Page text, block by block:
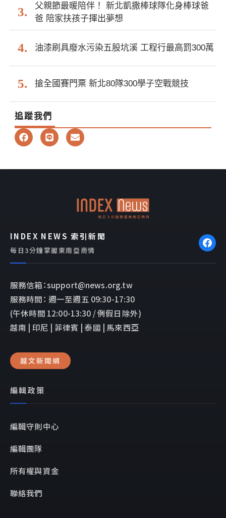
父親節最暖陪伴！ 新北凱撒棒球隊化身棒球爸
爸 陪家扶孩子揮出夢想
油漆刷具廢水污染五股坑溪 工程行最高罰300萬
搶全國賽門票 新北80隊300學子空戰競技
追蹤我們
F
a
b
L
i
E
n
l
INDEX NEWS 索引新聞
每日3分鐘掌握東南亞商情
服務信箱：support@news.org.tw
服務時間： 週一至週五 09:30-17:30
(午休時間 12:00-13:30 / 例假日除外)
越南 | 印尼 | 菲律賓 | 泰國 | 馬來西亞
越文新聞網
編輯政策
編輯守則中心
編輯團隊
所有權與資金
聯絡我們